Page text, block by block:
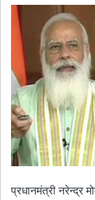
प्रधानमंत्री नरेन्द्र